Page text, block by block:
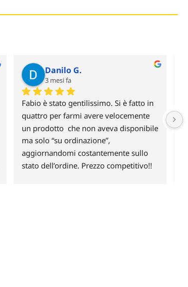
Danilo G.
3 mesi fa
Fabio è stato gentilissimo. Si è fatto in
quattro per farmi avere velocemente
un prodotto  che non aveva disponibile
ma solo “su ordinazione”,
aggiornandomi costantemente sullo
stato dell’ordine. Prezzo competitivo!!